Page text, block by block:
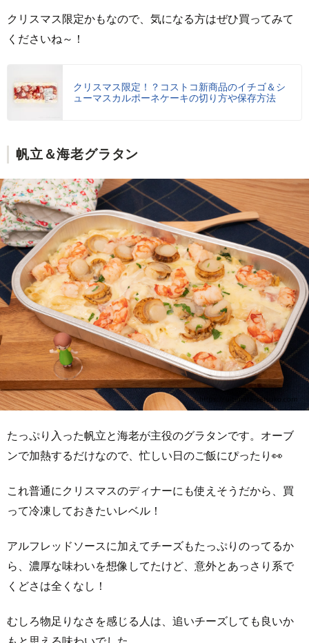
クリスマス限定かもなので、気になる方はぜひ買ってみて
くださいね～！
クリスマス限定！？コストコ新商品のイチゴ＆シ
ューマスカルポーネケーキの切り方や保存方法
帆立＆海老グラタン
たっぷり入った帆立と海老が主役のグラタンです。オーブ
ンで加熱するだけなので、忙しい日のご飯にぴったり👀
これ普通にクリスマスのディナーにも使えそうだから、買
って冷凍しておきたいレベル！
アルフレッドソースに加えてチーズもたっぷりのってるか
ら、濃厚な味わいを想像してたけど、意外とあっさり系で
くどさは全くなし！
むしろ物足りなさを感じる人は、追いチーズしても良いか